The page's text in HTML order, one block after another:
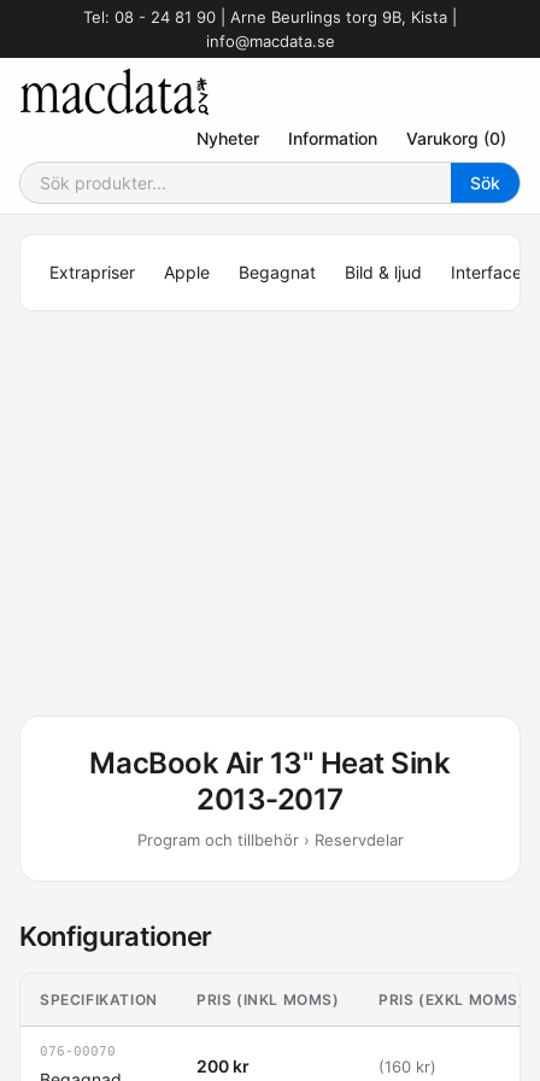
Tel: 08 - 24 81 90 | Arne Beurlings torg 9B, Kista |
info@macdata.se
Nyheter Information Varukorg (0)
Extrapriser Apple Begagnat Bild & ljud Interface
MacBook Air 13" Heat Sink
2013-2017
Program och tillbehör › Reservdelar
Konfigurationer
SPECIFIKATION PRIS (INKL MOMS) PRIS (EXKL MOMS)
076-00070
200 kr (160 kr)